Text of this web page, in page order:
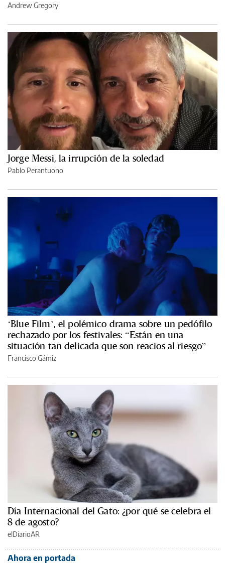
Andrew Gregory
Jorge Messi, la irrupción de la soledad
Pablo Perantuono
‘Blue Film’, el polémico drama sobre un pedófilo
rechazado por los festivales: “Están en una
situación tan delicada que son reacios al riesgo”
Francisco Gámiz
Día Internacional del Gato: ¿por qué se celebra el
8 de agosto?
elDiarioAR
Ahora en portada